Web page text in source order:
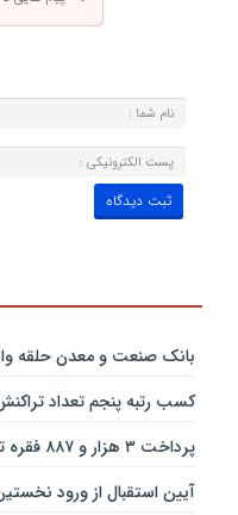
بانك صنعت و معدن حلقه
کسب رتبه پنجم تعداد
پرداخت ۳ هزار و ۸۸۷ فقره تسهیلات قرض‌الحسنه ازدواج و فرزندآوری توسط بانک پاسارگاد تا پایان خردادماه ۱۴۰۵
آیین استقبال از ورود نخستین